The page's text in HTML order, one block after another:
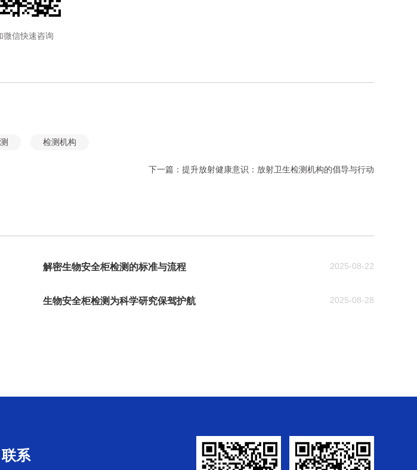
微信快速咨询
检测机构
下一篇： 提升放射健康意识：放射卫生检测机构的倡导与行动
2025-08-22
解密生物安全柜检测的标准与流程
2025-08-28
生物安全柜检测为科学研究保驾护航
联系